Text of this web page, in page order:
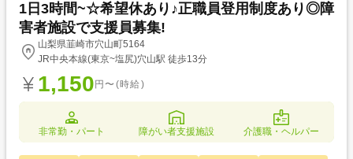
1日3時間~☆希望休あり♪正職員登用制度あり◎障
害者施設で支援員募集!
山梨県韮崎市穴山町5164
JR中央本線(東京~塩尻)穴山駅 徒歩13分
1,150 円〜(時給)
非常勤・パート 障がい者支援施設 介護職・ヘルパー